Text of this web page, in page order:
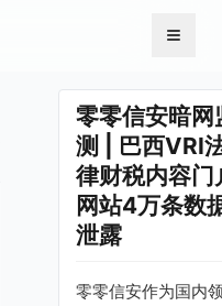
零零信安暗网
测 | 巴西VRI
律财税内容门
网站4万条数
泄露
零零信安作为国内